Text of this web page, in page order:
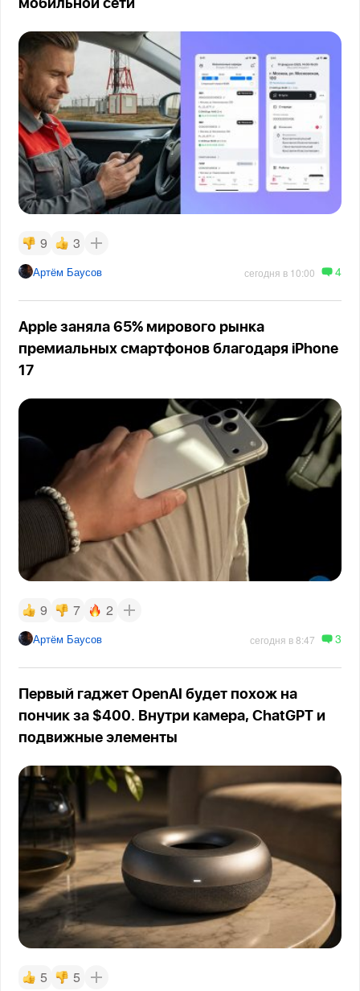
мобильной сети
9 3
Артём Баусов сегодня в 10:00 4
Apple заняла 65% мирового рынка
премиальных смартфонов благодаря iPhone
17
9 7 2
Артём Баусов сегодня в 8:47 3
Первый гаджет OpenAI будет похож на
пончик за $400. Внутри камера, ChatGPT и
подвижные элементы
5 5